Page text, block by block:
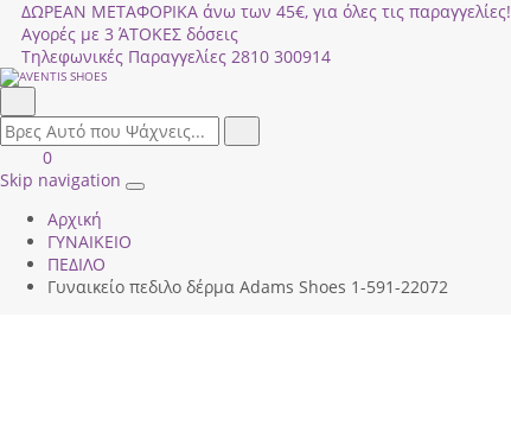
ΔΩΡΕΑΝ ΜΕΤΑΦΟΡΙΚΑ άνω των 45€, για όλες τις παραγγελίες!
Αγορές με 3 ΆΤΟΚΕΣ δόσεις
Τηλεφωνικές Παραγγελίες 2810 300914
field.search
Είσοδος
|
ΚΑΛΑΘΙ
ΑΓΟΡΩΝ
0
Skip navigation
Toggle
Αρχική
ΓΥΝΑΙΚΕΙΟ
ΠΕΔΙΛΟ
Γυναικείο πεδιλο δέρμα Adams Shoes 1-591-22072